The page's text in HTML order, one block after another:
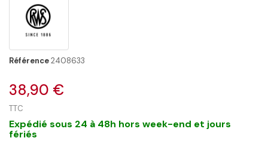
Référence2408633
38,90 €
TTC
Expédié sous 24 à 48h hors week-end et jours
fériés